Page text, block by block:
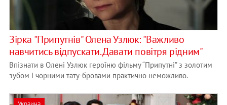
Зірка "Припутнів" Олена Узлюк: "Важливо
навчитись відпускати. Давати повітря рідним"
Впізнати в Олені Узлюк героїню фільму “Припутні” з золотим
зубом і чорними тату-бровами практично неможливо.